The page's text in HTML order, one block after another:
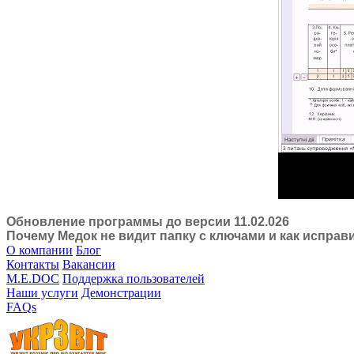
Обновление программы до версии 11.02.026
Почему Медок не видит папку с ключами и как
О компании Блог
Контакты Вакансии
M.E.DOC Поддержка пользователей
Наши услуги Демонстрации
FAQs